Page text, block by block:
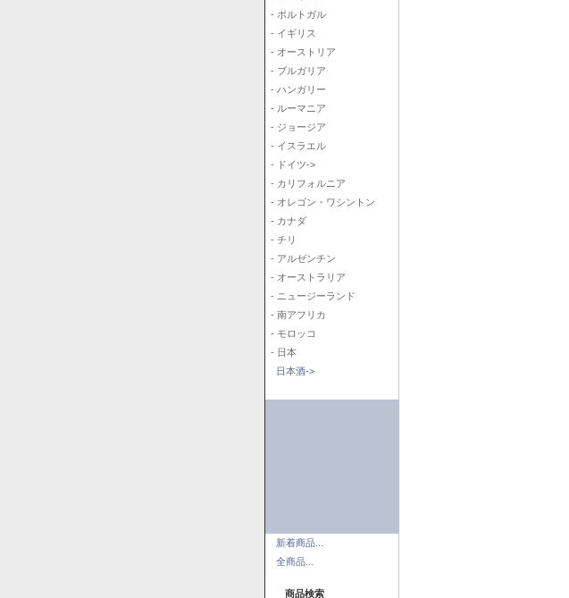
- ポルトガル
- イギリス
- オーストリア
- ブルガリア
- ハンガリー
- ルーマニア
- ジョージア
- イスラエル
- ドイツ->
- カリフォルニア
- オレゴン・ワシントン
- カナダ
- チリ
- アルゼンチン
- オーストラリア
- ニュージーランド
- 南アフリカ
- モロッコ
- 日本
日本酒->
新着商品...
全商品...
商品検索